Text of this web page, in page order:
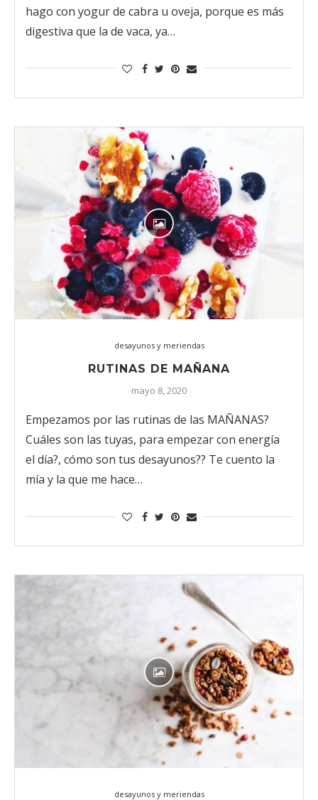
hago con yogur de cabra u oveja, porque es más
digestiva que la de vaca, ya…
desayunos y meriendas
RUTINAS DE MAÑANA
mayo 8, 2020
Empezamos por las rutinas de las MAÑANAS?
️Cuáles son las tuyas, para empezar con energía
el día?, cómo son tus desayunos?? ️Te cuento la
mía y la que me hace…
desayunos y meriendas